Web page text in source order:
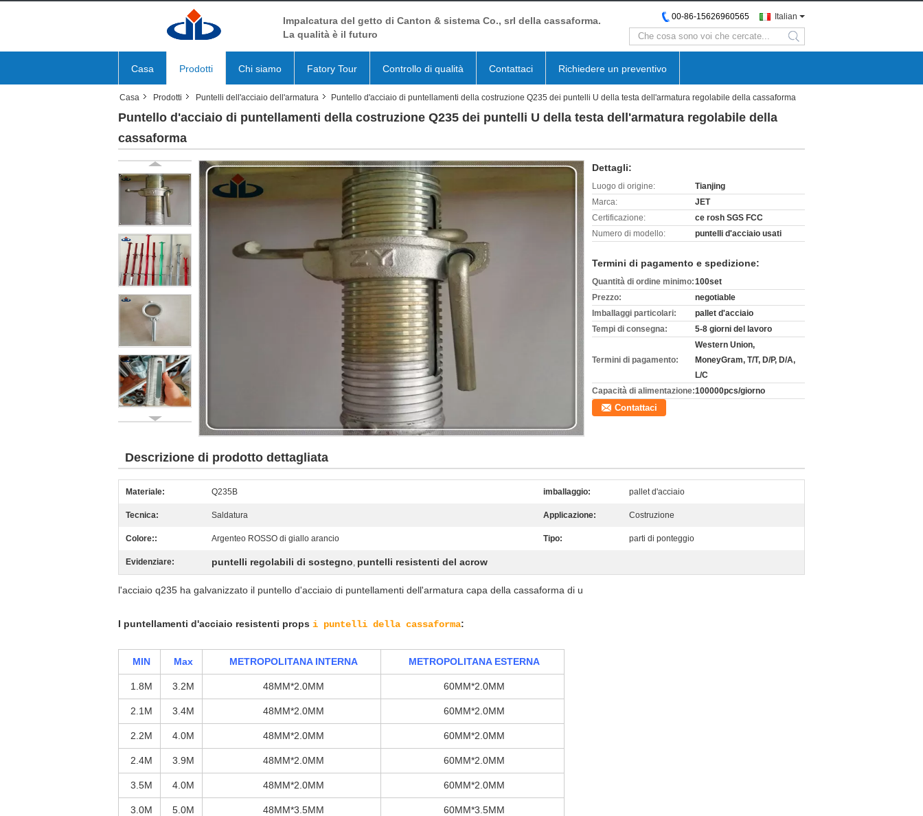
Impalcatura del getto di Canton & sistema Co., srl della cassaforma.
La qualità è il futuro
Italian
00-86-15626960565
search
Casa Prodotti Chi siamo Fatory Tour Controllo di qualità Contattaci Richiedere un preventivo
Casa Prodotti Puntelli dell'acciaio dell'armatura Puntello d'acciaio di puntellamenti della costruzione Q235 dei puntelli U della testa dell'armatura regolabile della cassaforma
Puntello d'acciaio di puntellamenti della costruzione Q235 dei puntelli U della testa dell'armatura regolabile della
cassaforma
Dettagli:
Luogo di origine:
Tianjing
Marca:
JET
Certificazione:
ce rosh SGS FCC
Numero di modello:
puntelli d'acciaio usati
Termini di pagamento e spedizione:
Quantità di ordine minimo:100set
Prezzo:
negotiable
Imballaggi particolari:
pallet d'acciaio
Tempi di consegna:
5-8 giorni del lavoro
Termini di pagamento:
Western Union,
MoneyGram, T/T, D/P, D/A,
L/C
Capacità di alimentazione:100000pcs/giorno
Contattaci
Descrizione di prodotto dettagliata
Materiale: Q235B imballaggio: pallet d'acciaio
Tecnica: Saldatura Applicazione: Costruzione
Colore:: Argenteo ROSSO di giallo arancio Tipo: parti di ponteggio
Evidenziare: puntelli regolabili di sostegno, puntelli resistenti del acrow
l'acciaio q235 ha galvanizzato il puntello d'acciaio di puntellamenti dell'armatura capa della cassaforma di u
I puntellamenti d'acciaio resistenti props i puntelli della cassaforma:
MIN Max METROPOLITANA INTERNA METROPOLITANA ESTERNA
1.8M 3.2M 48MM*2.0MM 60MM*2.0MM
2.1M 3.4M 48MM*2.0MM 60MM*2.0MM
2.2M 4.0M 48MM*2.0MM 60MM*2.0MM
2.4M 3.9M 48MM*2.0MM 60MM*2.0MM
3.5M 4.0M 48MM*2.0MM 60MM*2.0MM
3.0M 5.0M 48MM*3.5MM 60MM*3.5MM